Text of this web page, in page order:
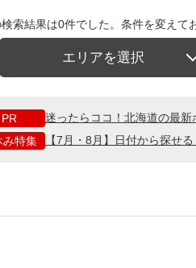
索結果は0件でした。条件を変えて
エリアを選択
PR
迷ったらココ！北海道の最
み特集
【7月・8月】日付から探せ